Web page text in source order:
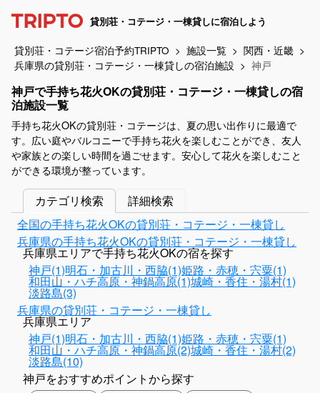
貸別荘・コテージ・一棟貸しに宿泊しよう
貸別荘・コテージ宿泊予約TRIPTO 施設一覧
関西・近畿
兵庫県の貸別荘・コテージ・一棟貸しの宿泊施設
神戸
神戸で手持ち花火OKの貸別荘・コテージ・一棟貸しの宿
泊施設一覧
手持ち花火OKの貸別荘・コテージは、夏の思い出作りに最適で
す。広い庭やバルコニーで手持ち花火を楽しむことができ、友人
や家族との楽しい時間を過ごせます。安心して花火を楽しむこと
ができる環境が整っています。
カテゴリ検索
詳細検索
全国の手持ち花火OKの貸別荘・コテージ・一棟貸し
兵庫県の手持ち花火OKの貸別荘・コテージ・一棟貸し
兵庫県エリアで手持ち花火OKの宿を探す
神戸(1)明石・加古川・西脇(1)姫路・赤穂・宍粟(1)
和田山・ハチ高原・神鍋高原(1)城崎・香住・湯村(1)
淡路島(3)
兵庫県の貸別荘・コテージ・一棟貸し
兵庫県エリア
神戸(1)明石・加古川・西脇(1)姫路・赤穂・宍粟(1)
和田山・ハチ高原・神鍋高原(2)城崎・香住・湯村(2)
淡路島(10)
神戸をおすすめポイントから探す